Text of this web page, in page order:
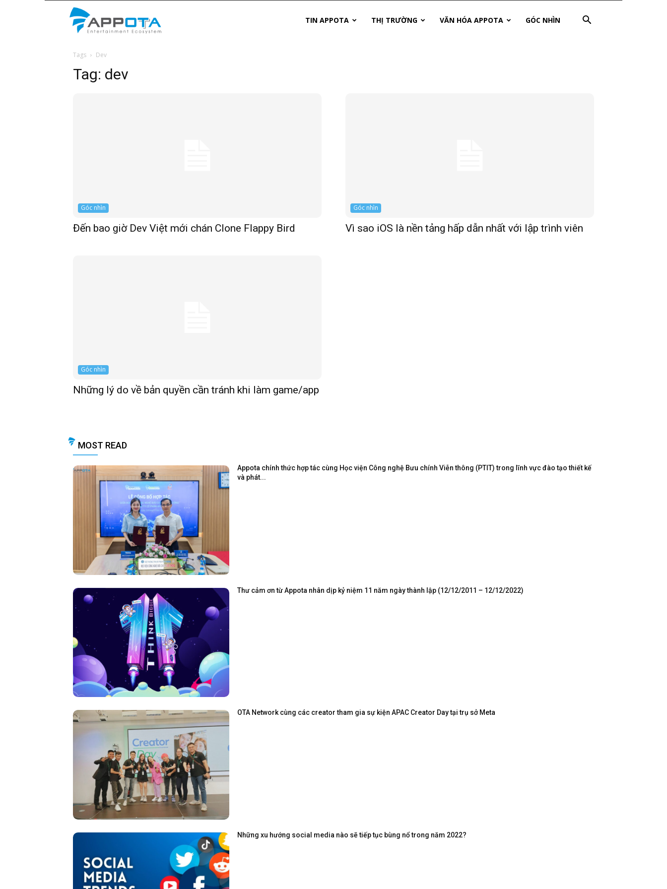
TIN APPOTA THỊ TRƯỜNG VĂN HÓA APPOTA GÓC NHÌN
Tags Dev
Tag: dev
Góc nhìn
Đến bao giờ Dev Việt mới chán Clone Flappy Bird
Góc nhìn
Vì sao iOS là nền tảng hấp dẫn nhất với lập trình viên
Góc nhìn
Những lý do về bản quyền cần tránh khi làm game/app
MOST READ
Appota chính thức hợp tác cùng Học viện Công nghệ Bưu chính Viễn thông (PTIT) trong lĩnh vực đào tạo thiết kế
và phát...
Thư cảm ơn từ Appota nhân dịp kỷ niệm 11 năm ngày thành lập (12/12/2011 – 12/12/2022)
OTA Network cùng các creator tham gia sự kiện APAC Creator Day tại trụ sở Meta
Những xu hướng social media nào sẽ tiếp tục bùng nổ trong năm 2022?